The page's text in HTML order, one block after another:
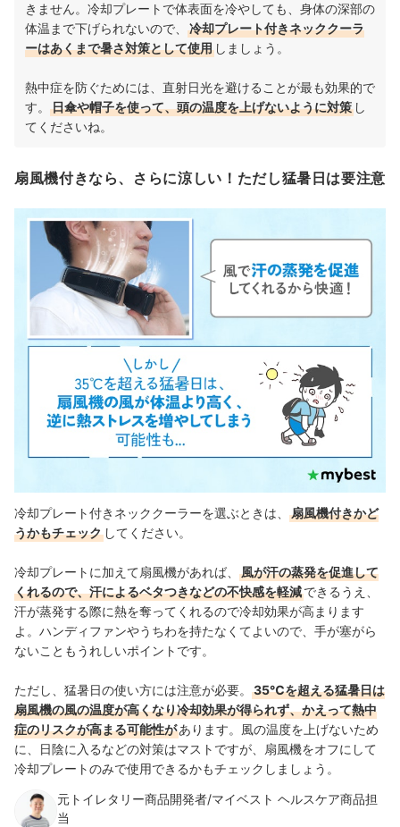
きません。冷却プレートで体表面を冷やしても、身体の深部の
体温まで下げられないので、
冷却プレート付きネッククーラ
ーはあくまで暑さ対策として使用 しましょう。
熱中症を防ぐためには、直射日光を避けることが最も効果的で
す。
日傘や帽子を使って、頭の温度を上げないように対策 し
てくださいね。
扇風機付きなら、さらに涼しい！ただし猛暑日は要注意
冷却プレート付きネッククーラーを選ぶときは、
扇風機付きかど
うかもチェック してください。
冷却プレートに加えて扇風機があれば、
風が汗の蒸発を促進して
くれるので、汗によるベタつきなどの不快感を軽減できるうえ、
汗が蒸発する際に熱を奪ってくれるので冷却効果が高まります
よ。ハンディファンやうちわを持たなくてよいので、手が塞がら
ないこともうれしいポイントです。
ただし、猛暑日の使い方には注意が必要。
35℃を超える猛暑日は
扇風機の風の温度が高くなり冷却効果が得られず、かえって熱中
症のリスクが高まる可能性があります。風の温度を上げないため
に、日陰に入るなどの対策はマストですが、扇風機をオフにして
冷却プレートのみで使用できるかもチェックしましょう。
元トイレタリー商品開発者/マイベスト ヘルスケア商品担
当